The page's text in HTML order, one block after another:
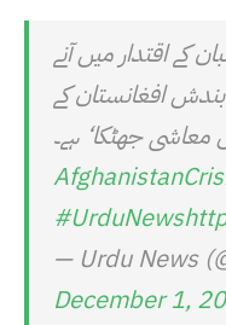
کے اقتدار میں آنے
بندش افغانستان کے
معاشی جھٹکا‘ ہے۔
#UrduNews
— Urdu News
December 1,